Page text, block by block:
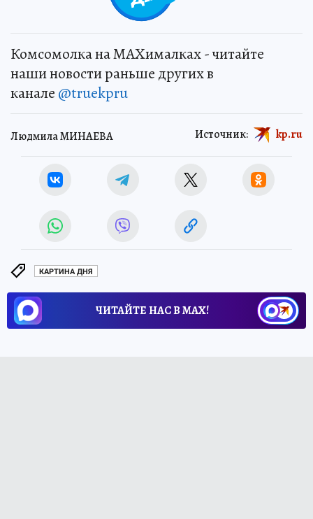
Комсомолка на MAXималках - читайте
наши новости раньше других в
канале @truekpru
Людмила МИНАЕВА Источник: kp.ru
КАРТИНА ДНЯ
ЧИТАЙТЕ НАС В МАХ!